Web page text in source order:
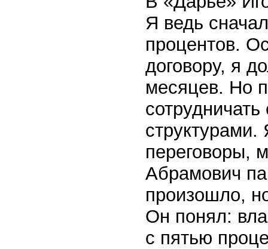
Я ведь
процентов.
договору, я
месяцев. Но
структурами.
переговоры,
Абрамович
произошло,
Он понял:
с пятью